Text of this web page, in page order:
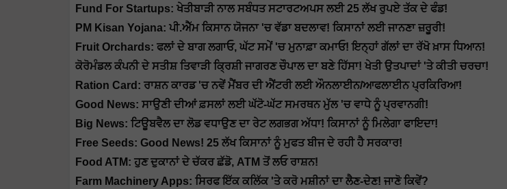
Fund For Startups: ਖੇਤੀਬਾੜੀ ਨਾਲ ਸਬੰਧਤ ਸਟਾਰਟਅਪਸ ਲਈ 25 ਲੱਖ ਰੁਪਏ ਤੱਕ ਦੇ ਫੰਡ!
PM Kisan Yojana: ਪੀ.ਐੱਮ ਕਿਸਾਨ ਯੋਜਨਾ 'ਚ ਵੱਡਾ ਬਦਲਾਵ! ਕਿਸਾਨਾਂ ਲਈ ਜਾਨਣਾ ਜ਼ਰੂਰੀ!
Fruit Orchards: ਫਲਾਂ ਦੇ ਬਾਗ ਲਗਾਓ, ਘੱਟ ਸਮੇਂ 'ਚ ਮੁਨਾਫ਼ਾ ਕਮਾਓ! ਇਨ੍ਹਾਂ ਗੱਲਾਂ ਦਾ ਰੱਖੋ ਖ਼ਾਸ ਧਿਆਨ!
ਕੋਰੋਮੰਡਲ ਕੰਪਨੀ ਦੇ ਸਤੀਸ਼ ਤਿਵਾੜੀ ਕ੍ਰਿਸ਼ੀ ਜਾਗਰਣ ਚੌਪਾਲ ਦਾ ਬਣੇ ਹਿੱਸਾ! ਖੇਤੀ ਉਤਪਾਦਾਂ 'ਤੇ ਕੀਤੀ ਚਰਚਾ!
Ration Card: ਰਾਸ਼ਨ ਕਾਰਡ 'ਚ ਨਵੇਂ ਮੈਂਬਰ ਦੀ ਐਂਟਰੀ ਲਈ ਔਨਲਾਈਨ/ਆਫਲਾਈਨ ਪ੍ਰਕਿਰਿਆ!
Good News: ਸਾਉਣੀ ਦੀਆਂ ਫ਼ਸਲਾਂ ਲਈ ਘੱਟੋ-ਘੱਟ ਸਮਰਥਨ ਮੁੱਲ 'ਚ ਵਾਧੇ ਨੂੰ ਪ੍ਰਵਾਨਗੀ!
Big News: ਟਿਊਬਵੈਲ ਦਾ ਲੋਡ ਵਧਾਉਣ ਦਾ ਰੇਟ ਲਗਭਗ ਅੱਧਾ! ਕਿਸਾਨਾਂ ਨੂੰ ਮਿਲੇਗਾ ਫਾਇਦਾ!
Free Seeds: Good News! 25 ਲੱਖ ਕਿਸਾਨਾਂ ਨੂੰ ਮੁਫਤ ਬੀਜ ਦੇ ਰਹੀ ਹੈ ਸਰਕਾਰ!
Food ATM: ਹੁਣ ਦੁਕਾਨਾਂ ਦੇ ਚੱਕਰ ਛੱਡੋ, ATM ਤੋਂ ਲਓ ਰਾਸ਼ਨ!
Farm Machinery Apps: ਸਿਰਫ ਇੱਕ ਕਲਿੱਕ 'ਤੇ ਕਰੋ ਮਸ਼ੀਨਾਂ ਦਾ ਲੈਣ-ਦੇਣ! ਜਾਣੋ ਕਿਵੇਂ?